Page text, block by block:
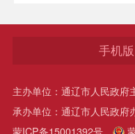
手机版
主办单位：通辽市人民政府
承办单位：通辽市人民政府